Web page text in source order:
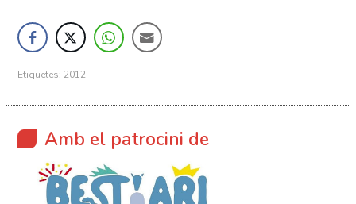
Etiquetes: 2012
Amb el patrocini de